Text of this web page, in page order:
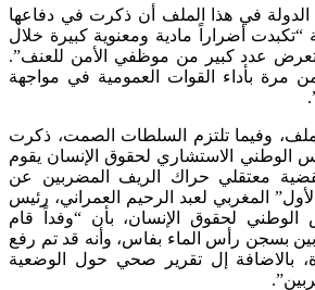
الدولة في هذا الملف أن ذكرت في دفاعها
“تكبدت أضراراً مادية ومعنوية كبيرة خلال
تعرض عدد كبير من موظفي الأمن للعنف”.
من مرة بأداء القوات العمومية في مواجهة
وفيما تلتزم السلطات الصمت، ذكرت
الوطني الاستشاري لحقوق الإنسان يقوم
معتقلي حراك الريف المضربين عن
المغربي لعبد الرحيم العمراني، رئيس
الوطني لحقوق الإنسان، بأن “وفداً قام
بسجن رأس الماء بفاس، وأنه قد تم رفع
بالاضافة إل تقرير صحي حول الوضعية